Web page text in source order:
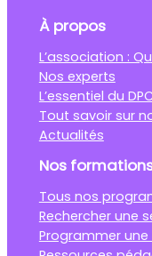
À propos
L’association :
Nos experts
L’essentiel du DPC
Tout savoir sur
Actualités
Nos
Tous nos
Rechercher une
Programmer une